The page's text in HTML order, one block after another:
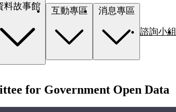
資料故事館
諮詢小組
for Government Open Data